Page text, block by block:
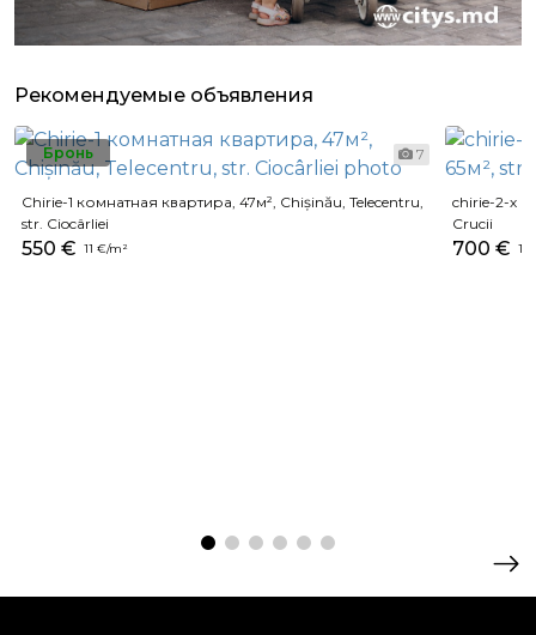
Рекомендуемые объявления
7
Бронь
Chirie-1 комнатная квартира, 47м², Chișinău, Telecentru,
str. Ciocârliei
550 € 11 €/m²
chirie-2-х
Crucii
700 € 10